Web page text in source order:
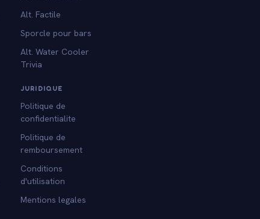
Alt. Factile
Sporcle pour bars
Alt. Water Cooler
Trivia
JURIDIQUE
Politique de
confidentialite
Politique de
remboursement
Conditions
d'utilisation
Mentions legales